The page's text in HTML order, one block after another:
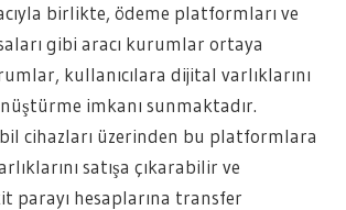
birlikte, ödeme platformları ve
gibi aracı kurumlar ortaya
kullanıcılara dijital varlıklarını
imkanı sunmaktadır.
cihazları üzerinden bu platformlara
satışa çıkarabilir ve
parayı hesaplarına transfer